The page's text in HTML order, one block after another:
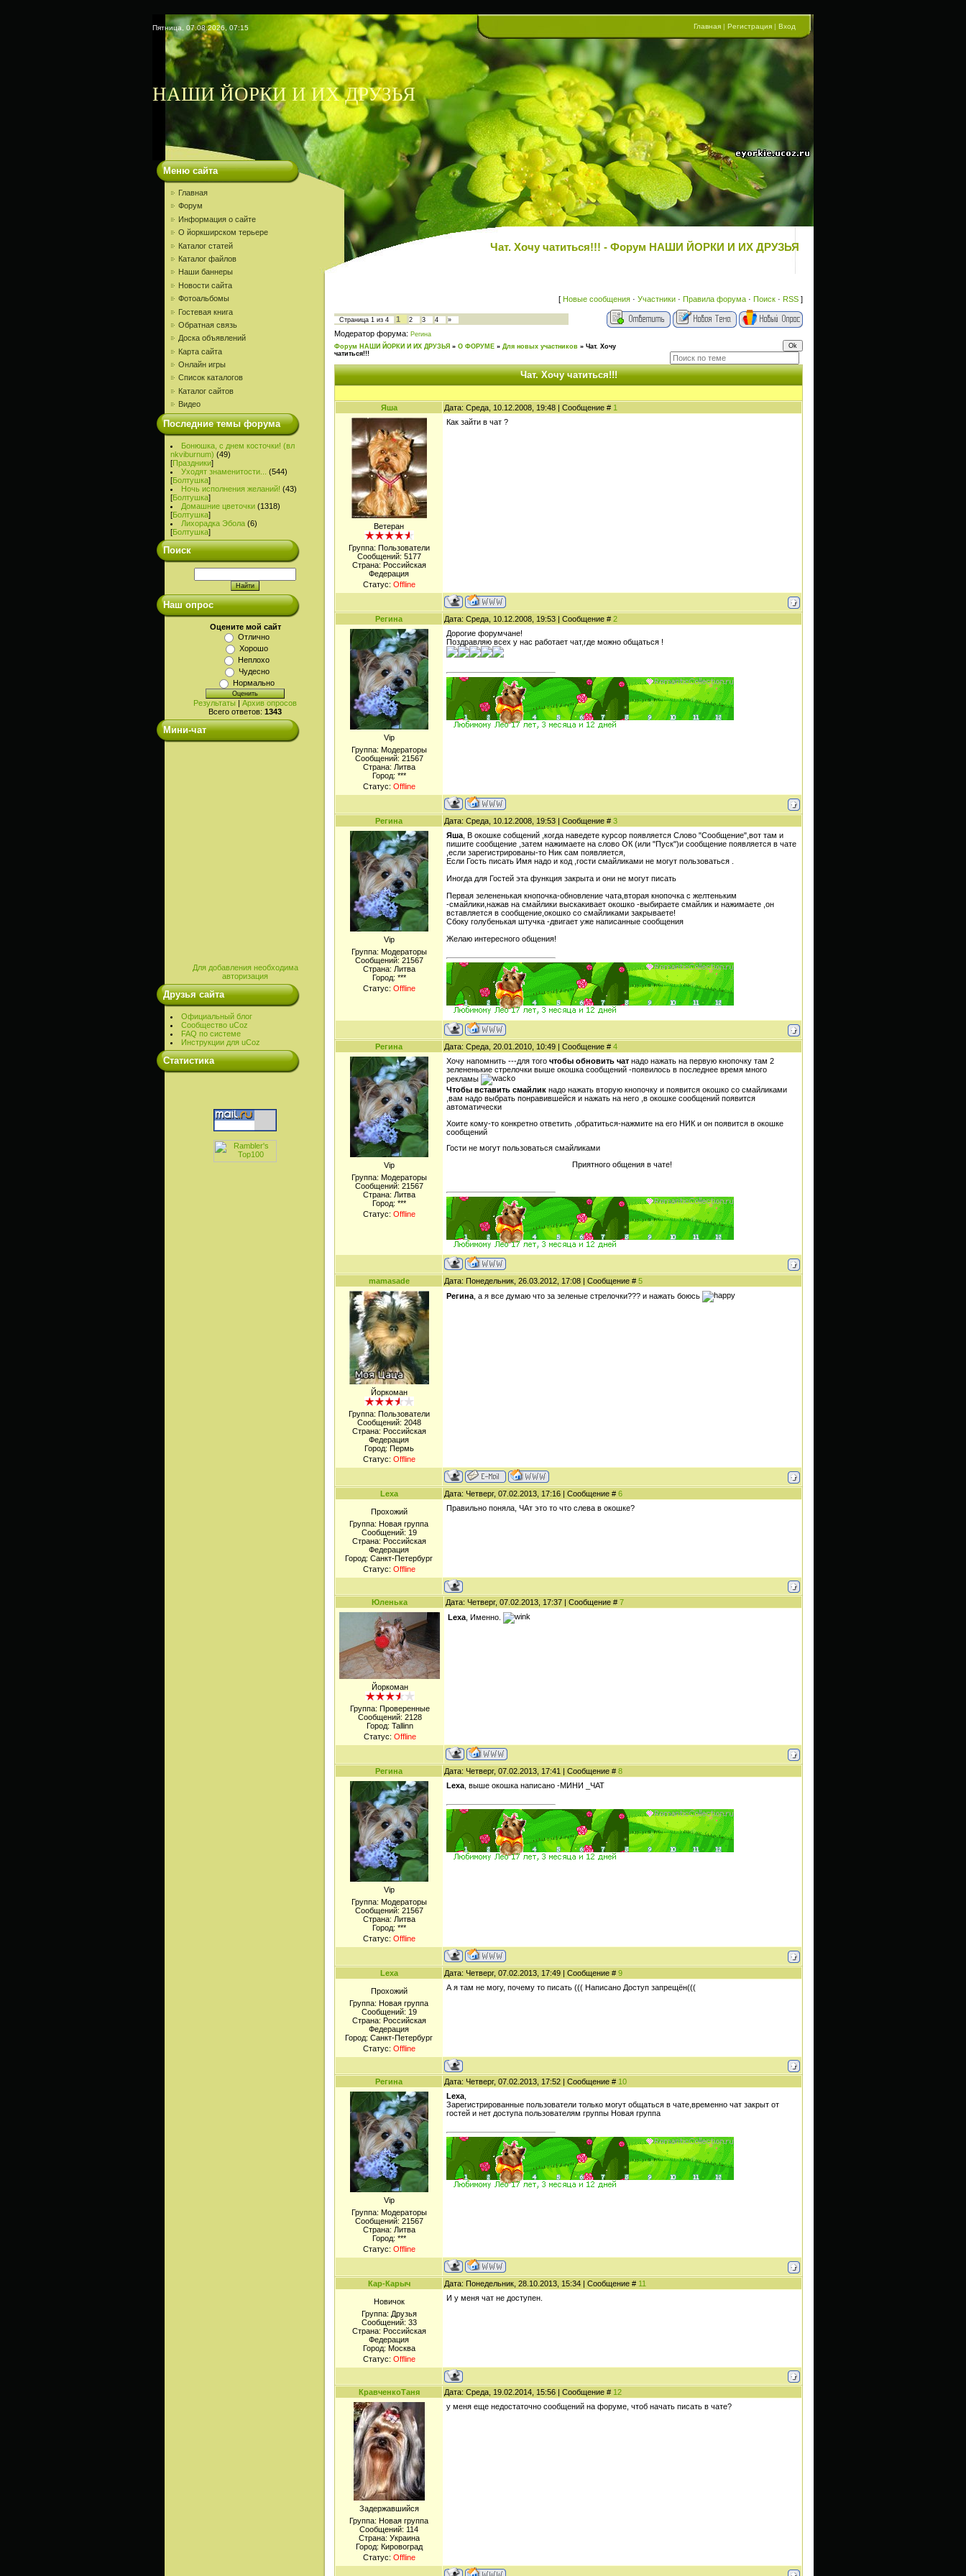
Пятница, 07.08.2026, 07:15 Главная | Регистрация | Вход
НАШИ ЙОРКИ И ИХ ДРУЗЬЯ
Меню сайта
Главная
Форум
Информация о сайте
О йоркширском терьере
Каталог статей
Каталог файлов
Наши баннеры
Новости сайта
Фотоальбомы
Гостевая книга
Обратная связь
Доска объявлений
Карта сайта
Онлайн игры
Список каталогов
Каталог сайтов
Видео
Последние темы форума
Бонюшка, с днем косточки! (вл
nkviburnum) (49)
[Праздники]
Уходят знаменитости...
(544)
[Болтушка]
Ночь исполнения желаний! (43)
[Болтушка]
Домашние цветочки (1318)
[Болтушка]
Лихорадка Эбола (6)
[Болтушка]
Поиск
Наш опрос
Оцените мой сайт
Отлично
Хорошо
Неплохо
Чудесно
Нормально
Результаты | Архив опросов
Всего ответов: 1343
Мини-чат
Для добавления необходима
авторизация
Друзья сайта
Официальный блог
Сообщество uCoz
FAQ по системе
Инструкции для uCoz
Cтатистика
Чат. Хочу чатиться!!! - Форум НАШИ ЙОРКИ И ИХ ДРУЗЬЯ
[ Новые сообщения · Участники · Правила форума · Поиск · RSS ]
Страница 1 из 4 1 2 3 4 »
Модератор форума: Регина
Форум НАШИ ЙОРКИ И ИХ ДРУЗЬЯ » О ФОРУМЕ » Для новых участников » Чат. Хочу
чатиться!!!
Чат. Хочу чатиться!!!
Яша Дата: Среда, 10.12.2008, 19:48 | Сообщение # 1
Ветеран
Группа: Пользователи
Сообщений: 5177
Страна: Российская
Федерация
Статус: Offline
Как зайти в чат ?
Регина Дата: Среда, 10.12.2008, 19:53 | Сообщение # 2
Viр
Группа: Модераторы
Сообщений: 21567
Страна: Литва
Город: ***
Статус: Offline
Дорогие форумчане!
Поздравляю всех у нас работает чат,где можно общаться !
Регина Дата: Среда, 10.12.2008, 19:53 | Сообщение # 3
Viр
Группа: Модераторы
Сообщений: 21567
Страна: Литва
Город: ***
Статус: Offline
Яша , В окошке собщений ,когда наведете курсор появляется Слово "Сообщение",вот там и
пишите сообщение ,затем нажимаете на слово ОК (или "Пуск")и сообщение появляется в чате
,если зарегистрированы-то Ник сам появляется,
Если Гость писать Имя надо и код ,гости смайликами не могут пользоваться .
Иногда для Гостей эта функция закрыта и они не могут писать
Первая зелененькая кнопочка-обновление чата,вторая кнопочка с желтеньким
-смайлики,нажав на смайлики выскакивает окошко -выбираете смайлик и нажимаете ,он
вставляется в сообщение,окошко со смайликами закрываете!
Сбоку голубенькая штучка -двигает уже написанные сообщения
Желаю интересного общения!
Регина Дата: Среда, 20.01.2010, 10:49 | Сообщение # 4
Viр
Группа: Модераторы
Сообщений: 21567
Страна: Литва
Город: ***
Статус: Offline
Хочу напомнить ---для того чтобы обновить чат надо нажать на первую кнопочку там 2
зелененькие стрелочки выше окошка сообщений -появилось в последнее время много
рекламы
Чтобы вставить смайлик надо нажать вторую кнопочку и появится окошко со смайликами
,вам надо выбрать понравившейся и нажать на него ,в окошке сообщений появится
автоматически
Хоите кому-то конкретно ответить ,обратиться-нажмите на его НИК и он появится в окошке
сообщений
Гости не могут пользоваться смайликами
Приятного общения в чате!
mamasade Дата: Понедельник, 26.03.2012, 17:08 | Сообщение # 5
Йоркоман
Группа: Пользователи
Сообщений: 2048
Страна: Российская
Федерация
Город: Пермь
Статус: Offline
Регина , а я все думаю что за зеленые стрелочки??? и нажать боюсь
Lexa Дата: Четверг, 07.02.2013, 17:16 | Сообщение # 6
Прохожий
Группа: Новая группа
Сообщений: 19
Страна: Российская
Федерация
Город: Санкт-Петербург
Статус: Offline
Правильно поняла, ЧАт это то что слева в окошке?
Юленька Дата: Четверг, 07.02.2013, 17:37 | Сообщение # 7
Йоркоман
Группа: Проверенные
Сообщений: 2128
Город: Tallinn
Статус: Offline
Lexa , Именно.
Регина Дата: Четверг, 07.02.2013, 17:41 | Сообщение # 8
Viр
Группа: Модераторы
Сообщений: 21567
Страна: Литва
Город: ***
Статус: Offline
Lexa , выше окошка написано -МИНИ _ЧАТ
Lexa Дата: Четверг, 07.02.2013, 17:49 | Сообщение # 9
Прохожий
Группа: Новая группа
Сообщений: 19
Страна: Российская
Федерация
Город: Санкт-Петербург
Статус: Offline
А я там не могу, почему то писать ((( Написано Доступ запрещён(((
Регина Дата: Четверг, 07.02.2013, 17:52 | Сообщение # 10
Viр
Группа: Модераторы
Сообщений: 21567
Страна: Литва
Город: ***
Статус: Offline
Lexa
Зарегистрированные пользователи только могут общаться в чате,временно чат закрыт от
гостей и нет доступа пользователям группы Новая группа
Кар-Карыч Дата: Понедельник, 28.10.2013, 15:34 | Сообщение # 11
Новичок
Группа: Друзья
Сообщений: 33
Страна: Российская
Федерация
Город: Москва
Статус: Offline
И у меня чат не доступен.
КравченкоТаня Дата: Среда, 19.02.2014, 15:56 | Сообщение # 12
Задержавшийся
Группа: Новая группа
Сообщений: 114
Страна: Украина
Город: Кировоград
Статус: Offline
у меня еще недостаточно сообщений на форуме, чтоб начать писать в чате?